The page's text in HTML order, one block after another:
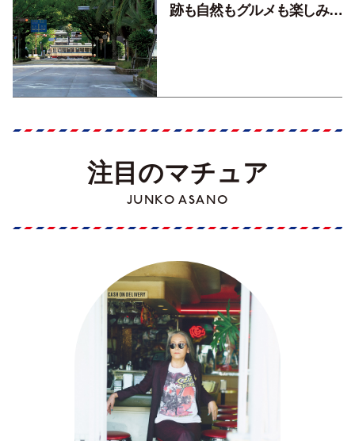
跡も自然もグルメも楽しみ尽
注目のマチュア
JUNKO ASANO